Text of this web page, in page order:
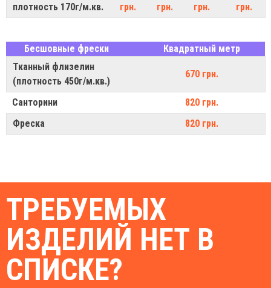
плотность 170г/м.кв.
грн.
грн.
грн.
грн.
Бесшовные фрески
Квадратный метр
Тканный флизелин
(плотность 450г/м.кв.)
670 грн.
Санторини
820 грн.
Фреска
820 грн.
ТРЕБУЕМЫХ
ИЗДЕЛИЙ НЕТ В
СПИСКЕ?